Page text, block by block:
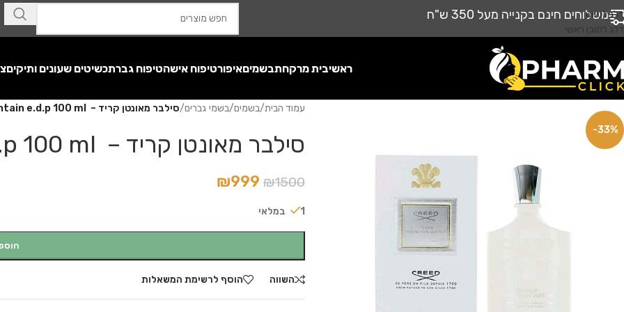
דלג לניווט
דלג לתוכן ראשי
משלוחים חינם בקנייה מעל 350 ש"ח
ראשיבית מרקחתבשמיםאיפורטיפוח אישהטיפוח גברתכשיטים שעונים ותיקים
-33%
עמוד הבית/בשמים/בשמי גברים/סילבר מאונטן קריד – Creed Silver Mountain e.d.p 100 ml
סילבר מאונטן קריד – Creed Silver Mountain e.d.p 100 ml
₪1500
₪999
1 במלאי
השווה הוסף לרשימת המשאלות